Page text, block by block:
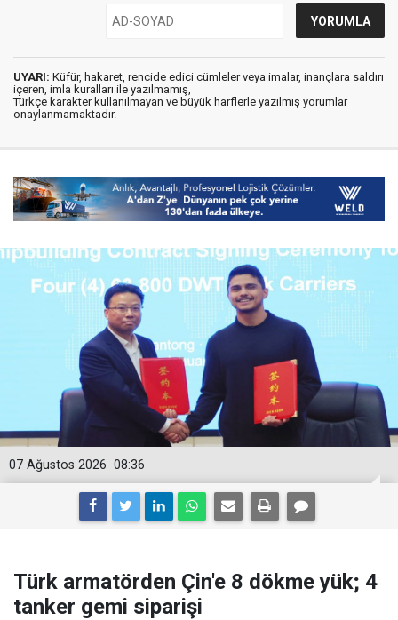
UYARI: Küfür, hakaret, rencide edici cümleler veya imalar, inançlara saldırı
içeren, imla kuralları ile yazılmamış,
Türkçe karakter kullanılmayan ve büyük harflerle yazılmış yorumlar
onaylanmamaktadır.
08:36
07 Ağustos 2026
Türk armatörden Çin'e 8 dökme yük; 4
tanker gemi siparişi